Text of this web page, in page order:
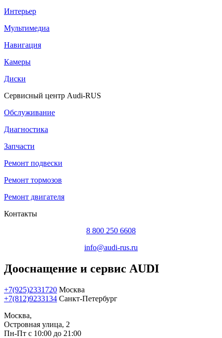
Интерьер
Мультимедиа
Навигация
Камеры
Диски
Сервисный центр Audi-RUS
Обслуживание
Диагностика
Запчасти
Ремонт подвески
Ремонт тормозов
Ремонт двигателя
Контакты
8 800 250 6608
info@audi-rus.ru
Дооснащение и сервис AUDI
+7(925)2331720 Москва
+7(812)9233134 Санкт-Петербург
Москва,
Островная улица, 2
Пн-Пт с 10:00 до 21:00